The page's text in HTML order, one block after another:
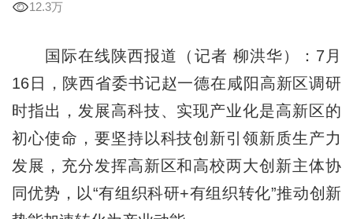
12.3万
国际在线陕西报道（记者 柳洪华）：7月
16日，陕西省委书记赵一德在咸阳高新区调研
时指出，发展高科技、实现产业化是高新区的
初心使命，要坚持以科技创新引领新质生产力
发展，充分发挥高新区和高校两大创新主体协
同优势，以“有组织科研+有组织转化”推动创新